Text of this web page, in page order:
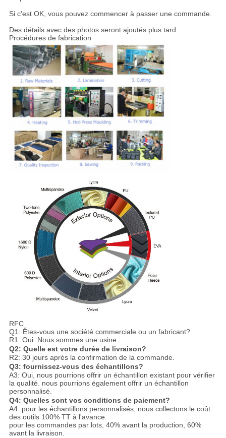
Si c'est OK, vous pouvez commencer à passer une commande.
Des détails avec des photos seront ajoutés plus tard.
Procédures de fabrication
RFC
Q1: Êtes-vous une société commerciale ou un fabricant?
R1: Oui. Nous sommes une usine.
Q2: Quelle est votre durée de livraison?
R2: 30 jours après la confirmation de la commande.
Q3: fournissez-vous des échantillons?
A3: Oui, nous pourrions offrir un échantillon existant pour vérifier
la qualité. nous pourrions également offrir un échantillon
personnalisé.
Q4: Quelles sont vos conditions de paiement?
A4: pour les échantillons personnalisés, nous collectons le coût
des outils 100% TT à l'avance.
pour les commandes par lots, 40% avant la production, 60%
avant la livraison.